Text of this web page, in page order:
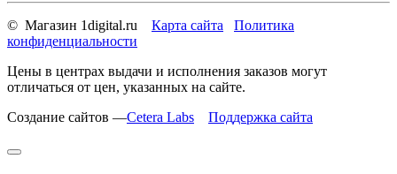
© Магазин 1digital.ru Карта сайта
Политика
конфиденциальности
Цены в центрах выдачи и исполнения заказов могут
отличаться от цен, указанных на сайте.
Создание сайтов —Cetera Labs Поддержка сайта